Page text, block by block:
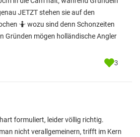
JETZT stehen sie auf den
🤷 wozu sind denn Schonzeiten
Gründen mögen holländische Angler
3
formuliert, leider völlig richtig.
nicht verallgemeinern, trifft im Kern